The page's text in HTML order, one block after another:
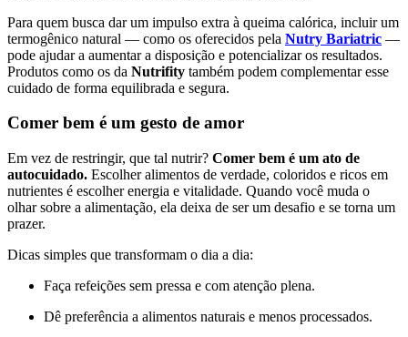
Para quem busca dar um impulso extra à queima calórica, incluir um
termogênico natural — como os oferecidos pela Nutry Bariatric —
pode ajudar a aumentar a disposição e potencializar os resultados.
Produtos como os da Nutrifity também podem complementar esse
cuidado de forma equilibrada e segura.
Comer bem é um gesto de amor
Em vez de restringir, que tal nutrir? Comer bem é um ato de
autocuidado. Escolher alimentos de verdade, coloridos e ricos em
nutrientes é escolher energia e vitalidade. Quando você muda o
olhar sobre a alimentação, ela deixa de ser um desafio e se torna um
prazer.
Dicas simples que transformam o dia a dia:
Faça refeições sem pressa e com atenção plena.
Dê preferência a alimentos naturais e menos processados.